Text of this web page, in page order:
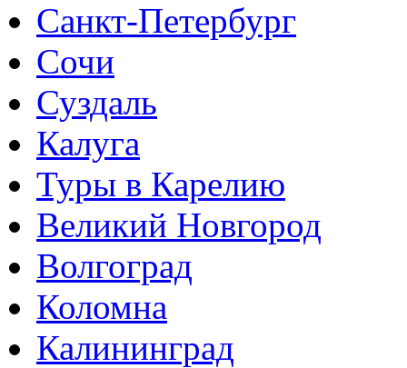
Санкт-Петербург
Сочи
Суздаль
Калуга
Туры в Карелию
Великий Новгород
Волгоград
Коломна
Калининград